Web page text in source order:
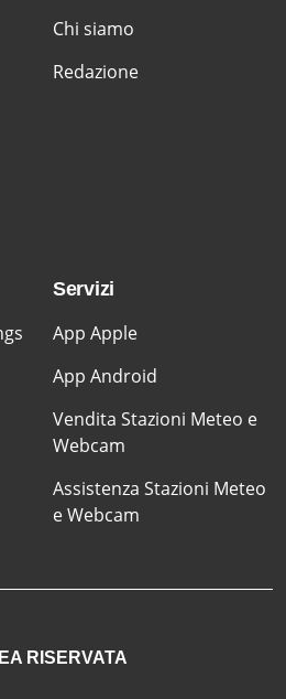
Chi siamo
Redazione
Servizi
App Apple
App Android
Vendita Stazioni Meteo e
Webcam
Assistenza Stazioni Meteo
e Webcam
RISERVATA